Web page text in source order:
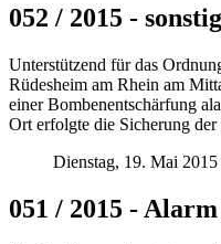
052 / 2015 -
Unterstützend für das
Rüdesheim am Rhein am
einer Bombenentschärfung
Ort erfolgte die Sicherung
Dienstag, 19. Mai 2015
051 / 2015 -